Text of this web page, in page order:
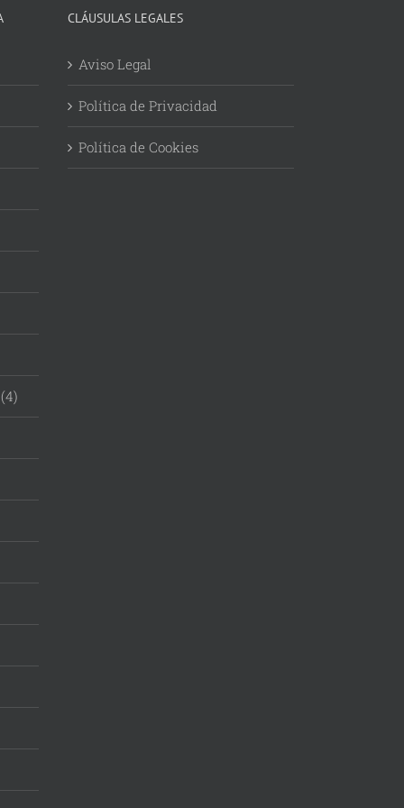
CLÁUSULAS LEGALES
Aviso Legal
Política de Privacidad
Política de Cookies